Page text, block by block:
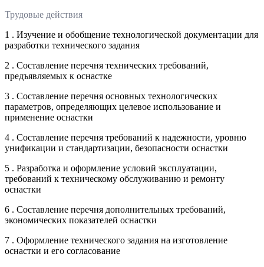
Трудовые действия
1 . Изучение и обобщение технологической документации для
разработки технического задания
2 . Составление перечня технических требований,
предъявляемых к оснастке
3 . Составление перечня основных технологических
параметров, определяющих целевое использование и
применение оснастки
4 . Составление перечня требований к надежности, уровню
унификации и стандартизации, безопасности оснастки
5 . Разработка и оформление условий эксплуатации,
требований к техническому обслуживанию и ремонту
оснастки
6 . Составление перечня дополнительных требований,
экономических показателей оснастки
7 . Оформление технического задания на изготовление
оснастки и его согласование